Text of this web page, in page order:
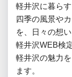
軽井沢に暮らす
四季の風景や
を、日々の想
軽井沢WEB検
軽井沢の魅力